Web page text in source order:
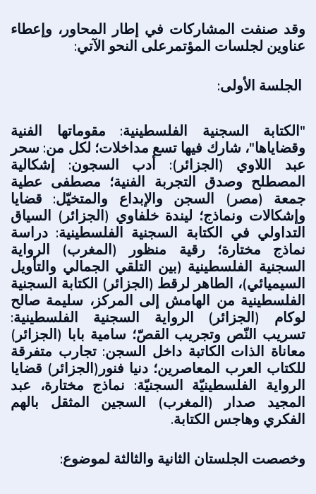
وقد صنفت المشاركات في إطار المحاور، وإعطاء
عناوين لجلسات المؤتمرعلى النحو الآتي:
الجلسة الأولى:
"الكتابة السجنية الفلسطينية: مقوماتها الفنية
وقضاياها"، شارك فيها تسع مداخلات؛ لكل من: سحر
عبد اللاوي (الجزائر): أدب السجون: إشكالية
المصطلح وصدق التجربة الفنية؛ مصطفى عطية
جمعة (مصر) السجن والإبداع والمتخيّل: قضايا
وإشكالات ونماذج؛ ليندة خلفاوي (الجزائر) السياق
التداولي في الكتابة السجنية الفلسطينية: دراسة
نماذج مختارة؛ رقية منظور (المغرب) الرواية
السجنية الفلسطينية (بين التلقي الجمالي والتأويل
السيميائي)، الطاهر لرقط (الجزائر) الكتابة السجنية
الفلسطينية من الهامش إلى المركز، سليمة صالح
لوكام (الجزائر) الرواية السجنية الفلسطينية:
تسريب النّص وتجريب القصّ؛ سامية بابا (الجزائر)
معاناة الذات الكاتبة داخل السجن: تجارب متفرقة
للكتاب العرب المعاصرين؛ دنيا فنور(الجزائر) قضايا
الرواية الفلسطينيّة السجنيّة: نماذج مختارة، عبد
المجيد صدار (المغرب) السجين المثقل بالهم
الفكري وهاجس الكتابة.
وخصصت الجلستان الثانية والثالثة لموضوع: